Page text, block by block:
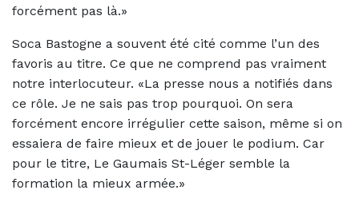
forcément pas là.»
Soca Bastogne a souvent été cité comme l’un des
favoris au titre. Ce que ne comprend pas vraiment
notre interlocuteur. «La presse nous a notifiés dans
ce rôle. Je ne sais pas trop pourquoi. On sera
forcément encore irrégulier cette saison, même si on
essaiera de faire mieux et de jouer le podium. Car
pour le titre, Le Gaumais St-Léger semble la
formation la mieux armée.»